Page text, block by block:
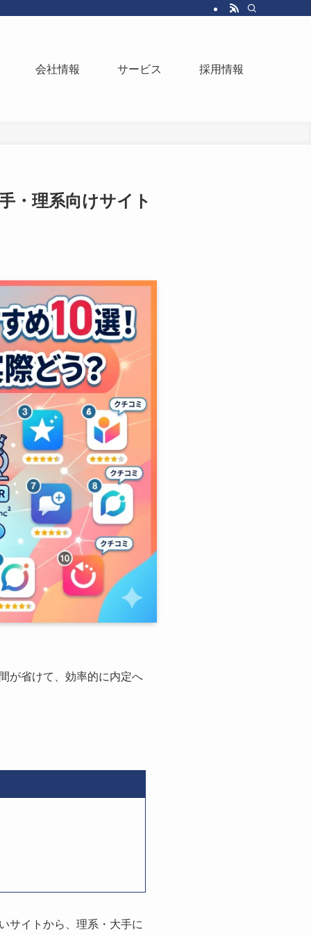
会社情報 サービス 採用情報
・理系向けサイト
が省けて、効率的に内定へ
サイトから、理系・大手に